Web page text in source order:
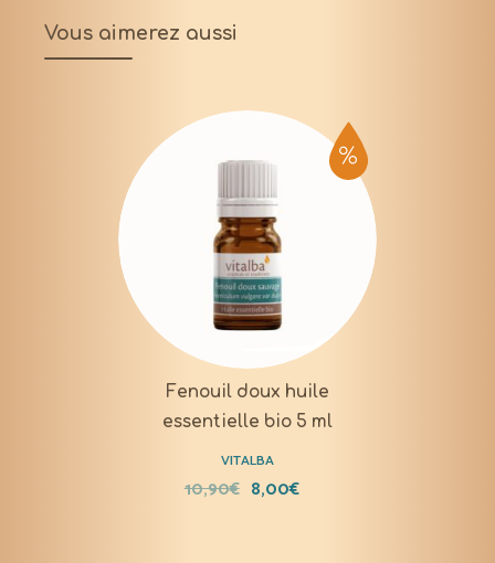
Vous aimerez aussi
Fenouil doux huile
essentielle bio 5 ml
VITALBA
10,90€ 8,00€